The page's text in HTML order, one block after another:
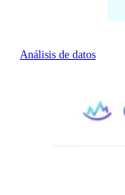
Análisis de datos